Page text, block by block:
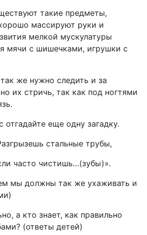
такие предметы,
массируют руки и
мелкой мускулатуры
мячи с шишечками, игрушки с
же нужно следить и за
их стричь, так как под ногтями
отгадайте еще одну загадку.
стальные трубы,
чистишь…(зубы)».
мы должны так же ухаживать и
а кто знает, как правильно
(ответы детей)